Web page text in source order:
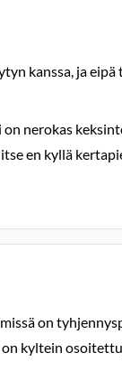
kanssa, ja
nerokas
en kyllä
on
kyltein